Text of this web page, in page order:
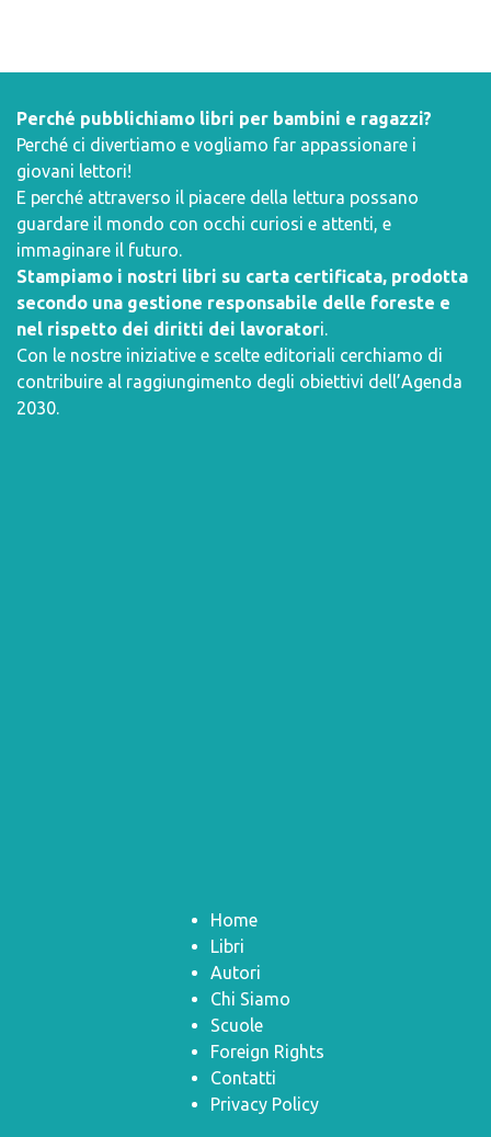
Perché pubblichiamo libri per bambini e ragazzi?
Perché ci divertiamo e vogliamo far appassionare i
giovani lettori!
E perché attraverso il piacere della lettura possano
guardare il mondo con occhi curiosi e attenti, e
immaginare il futuro.
Stampiamo i nostri libri su carta certificata, prodotta
secondo una gestione responsabile delle foreste e
nel rispetto dei diritti dei lavoratori.
Con le nostre iniziative e scelte editoriali cerchiamo di
contribuire al raggiungimento degli obiettivi dell’Agenda
2030.
Home
Libri
Autori
Chi Siamo
Scuole
Foreign Rights
Contatti
Privacy Policy